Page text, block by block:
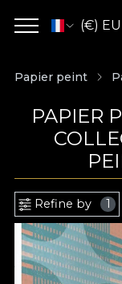
(€)
Papier peint
PAPIER
Refine by 1